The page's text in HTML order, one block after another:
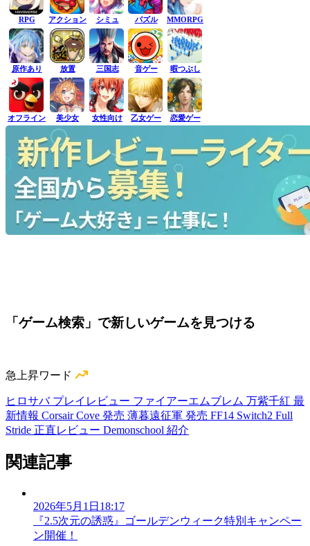
RPG アクション シミュ パズル MMORPG
原作あり 放置 三国志 音ゲー 暇つぶし
オフライン 美少女 女性向け 乙女ゲー 恋愛ゲー
「ゲーム検索」で新しいゲームを見つける
急上昇ワード
ヒロサバ プレイレビュー ファイアーエムブレム 万紫千紅 最
新情報 Corsair Cove 発売 薄暮遠征軍 発売 FF14 Switch2 Full
Stride 正直レビュー Demonschool 紹介
関連記事
2026年5月1日18:17
『2.5次元の誘惑』ゴールデンウィーク特別キャンペー
ン開催！